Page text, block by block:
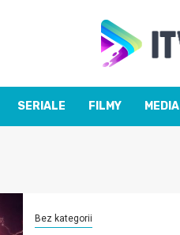
SERIALE FILMY MEDIA
Bez kategorii